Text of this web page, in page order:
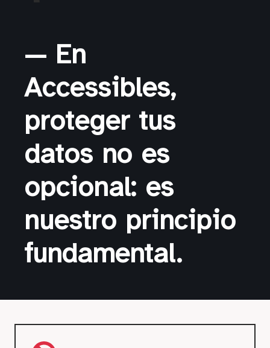
— En
Accessibles,
proteger tus
datos no es
opcional: es
nuestro principio
fundamental.